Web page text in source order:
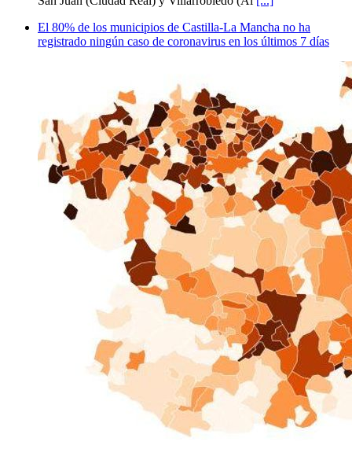
El 80% de los municipios de Castilla-La Mancha no ha
registrado ningún caso de coronavirus en los últimos 7 días